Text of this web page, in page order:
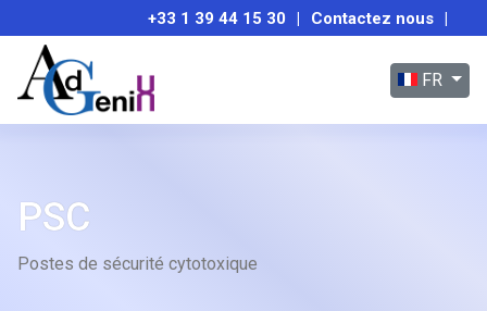
+33 1 39 44 15 30 | Contactez nous |
FR
PSC
Postes de sécurité cytotoxique